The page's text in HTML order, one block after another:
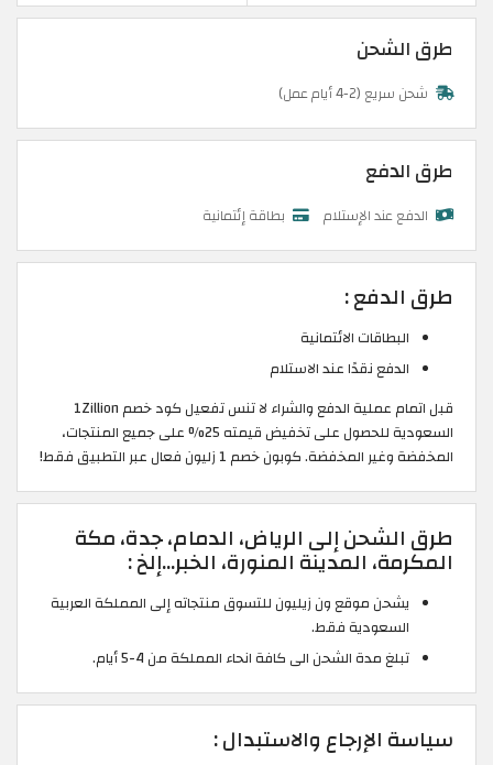
طرق الشحن
شحن سريع (2-4 أيام عمل)
طرق الدفع
الدفع عند الإستلام بطاقة إئتمانية
طرق الدفع :
البطاقات الائتمانية
الدفع نقدًا عند الاستلام
قبل اتمام عملية الدفع والشراء لا تنس تفعيل كود خصم 1Zillion
السعودية للحصول على تخفيض قيمته 25% على جميع المنتجات،
المخفضة وغير المخفضة. كوبون خصم 1 زليون فعال عبر التطبيق فقط!
طرق الشحن إلى الرياض، الدمام، جدة، مكة
المكرمة، المدينة المنورة، الخبر…إلخ :
يشحن موقع ون زيليون للتسوق منتجاته إلى المملكة العربية
السعودية فقط.
تبلغ مدة الشحن الى كافة انحاء المملكة من 4-5 أيام.
سياسة الإرجاع والاستبدال :